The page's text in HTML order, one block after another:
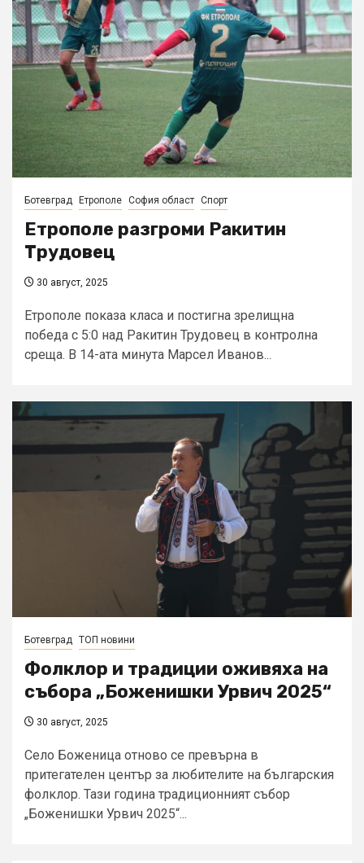
Ботевград Етрополе София област Спорт
Етрополе разгроми Ракитин
Трудовец
30 август, 2025
Етрополе показа класа и постигна зрелищна
победа с 5:0 над Ракитин Трудовец в контролна
среща. В 14-ата минута Марсел Иванов...
Ботевград ТОП новини
Фолклор и традиции оживяха на
събора „Боженишки Урвич 2025“
30 август, 2025
Село Боженица отново се превърна в
притегателен център за любителите на българския
фолклор. Тази година традиционният събор
„Боженишки Урвич 2025“...